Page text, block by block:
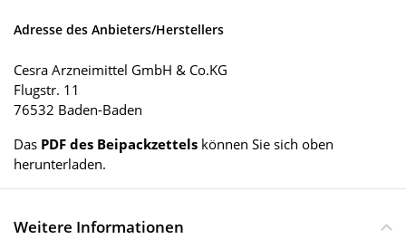
Adresse des Anbieters/Herstellers
Cesra Arzneimittel GmbH & Co.KG
Flugstr. 11
76532 Baden-Baden
Das PDF des Beipackzettels können Sie sich oben
herunterladen.
Weitere Informationen